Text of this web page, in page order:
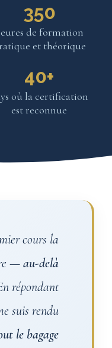
350
de formation
et théorique
40+
où la certification
est reconnue
cours la
—au-delà
répondant
suis rendu
le bagage